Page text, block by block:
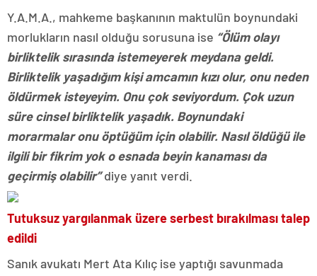
Y.A.M.A., mahkeme başkanının maktulün boynundaki
morlukların nasıl olduğu sorusuna ise “Ölüm olayı
birliktelik sırasında istemeyerek meydana geldi.
Birliktelik yaşadığım kişi amcamın kızı olur, onu neden
öldürmek isteyeyim. Onu çok seviyordum. Çok uzun
süre cinsel birliktelik yaşadık. Boynundaki
morarmalar onu öptüğüm için olabilir. Nasıl öldüğü ile
ilgili bir fikrim yok o esnada beyin kanaması da
geçirmiş olabilir”diye yanıt verdi.
Tutuksuz yargılanmak üzere serbest bırakılması talep
edildi
Sanık avukatı Mert Ata Kılıç ise yaptığı savunmada